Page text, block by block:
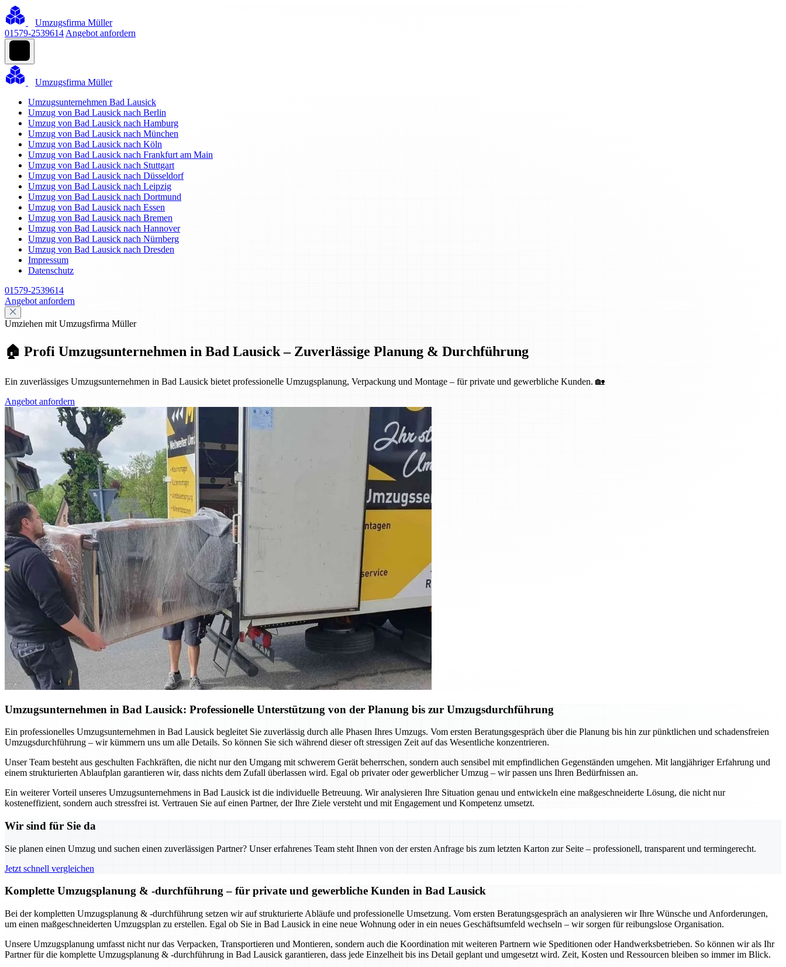
Umzugsfirma Müller
01579-2539614 Angebot anfordern
Umzugsfirma Müller
Umzugsunternehmen Bad Lausick
Umzug von Bad Lausick nach Berlin
Umzug von Bad Lausick nach Hamburg
Umzug von Bad Lausick nach München
Umzug von Bad Lausick nach Köln
Umzug von Bad Lausick nach Frankfurt am Main
Umzug von Bad Lausick nach Stuttgart
Umzug von Bad Lausick nach Düsseldorf
Umzug von Bad Lausick nach Leipzig
Umzug von Bad Lausick nach Dortmund
Umzug von Bad Lausick nach Essen
Umzug von Bad Lausick nach Bremen
Umzug von Bad Lausick nach Hannover
Umzug von Bad Lausick nach Nürnberg
Umzug von Bad Lausick nach Dresden
Impressum
Datenschutz
01579-2539614
Angebot anfordern
Umziehen mit Umzugsfirma Müller
🏠 Profi Umzugsunternehmen in Bad Lausick – Zuverlässige Planung & Durchführung
Ein zuverlässiges Umzugsunternehmen in Bad Lausick bietet professionelle Umzugsplanung, Verpackung und Montage – für private und gewerbliche Kunden. 🏡
Angebot anfordern
Umzugsunternehmen in Bad Lausick: Professionelle Unterstützung von der Planung bis zur Umzugsdurchführung
Ein professionelles Umzugsunternehmen in Bad Lausick begleitet Sie zuverlässig durch alle Phasen Ihres Umzugs. Vom ersten Beratungsgespräch über die Planung bis hin zur pünktlichen und schadensfreien
Umzugsdurchführung – wir kümmern uns um alle Details. So können Sie sich während dieser oft stressigen Zeit auf das Wesentliche konzentrieren.
Unser Team besteht aus geschulten Fachkräften, die nicht nur den Umgang mit schwerem Gerät beherrschen, sondern auch sensibel mit empfindlichen Gegenständen umgehen. Mit langjähriger Erfahrung und
einem strukturierten Ablaufplan garantieren wir, dass nichts dem Zufall überlassen wird. Egal ob privater oder gewerblicher Umzug – wir passen uns Ihren Bedürfnissen an.
Ein weiterer Vorteil unseres Umzugsunternehmens in Bad Lausick ist die individuelle Betreuung. Wir analysieren Ihre Situation genau und entwickeln eine maßgeschneiderte Lösung, die nicht nur
kosteneffizient, sondern auch stressfrei ist. Vertrauen Sie auf einen Partner, der Ihre Ziele versteht und mit Engagement und Kompetenz umsetzt.
Wir sind für Sie da
Sie planen einen Umzug und suchen einen zuverlässigen Partner? Unser erfahrenes Team steht Ihnen von der ersten Anfrage bis zum letzten Karton zur Seite – professionell, transparent und termingerecht.
Jetzt schnell vergleichen
Komplette Umzugsplanung & -durchführung – für private und gewerbliche Kunden in Bad Lausick
Bei der kompletten Umzugsplanung & -durchführung setzen wir auf strukturierte Abläufe und professionelle Umsetzung. Vom ersten Beratungsgespräch an analysieren wir Ihre Wünsche und Anforderungen,
um einen maßgeschneiderten Umzugsplan zu erstellen. Egal ob Sie in Bad Lausick in eine neue Wohnung oder in ein neues Geschäftsumfeld wechseln – wir sorgen für reibungslose Organisation.
Unsere Umzugsplanung umfasst nicht nur das Verpacken, Transportieren und Montieren, sondern auch die Koordination mit weiteren Partnern wie Speditionen oder Handwerksbetrieben. So können wir als Ihr
Partner für die komplette Umzugsplanung & -durchführung in Bad Lausick garantieren, dass jede Einzelheit bis ins Detail geplant und umgesetzt wird. Zeit, Kosten und Ressourcen bleiben so immer im Blick.